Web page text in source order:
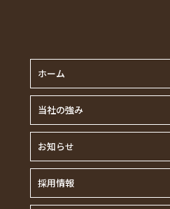
ホーム
当社の強み
お知らせ
採用情報